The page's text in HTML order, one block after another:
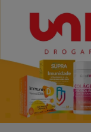
5º desodorante